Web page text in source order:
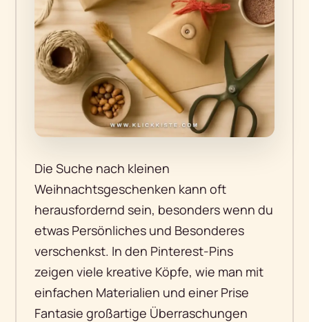
Die Suche nach kleinen
Weihnachtsgeschenken kann oft
herausfordernd sein, besonders wenn du
etwas Persönliches und Besonderes
verschenkst. In den Pinterest-Pins
zeigen viele kreative Köpfe, wie man mit
einfachen Materialien und einer Prise
Fantasie großartige Überraschungen